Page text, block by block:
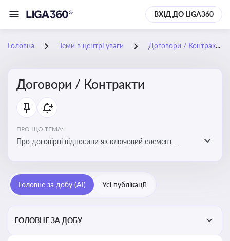
ВХІД ДО LIGA360
Головна Теми в центрі уваги Договори / Контракти
Договори / Контракти
ПРО ЩО ТЕМА:
Про договірні відносини як ключовий елемент
зобов’язань за договором та розірвання договору
Головне за добу (AI) Усі публікації
ГОЛОВНЕ ЗА ДОБУ